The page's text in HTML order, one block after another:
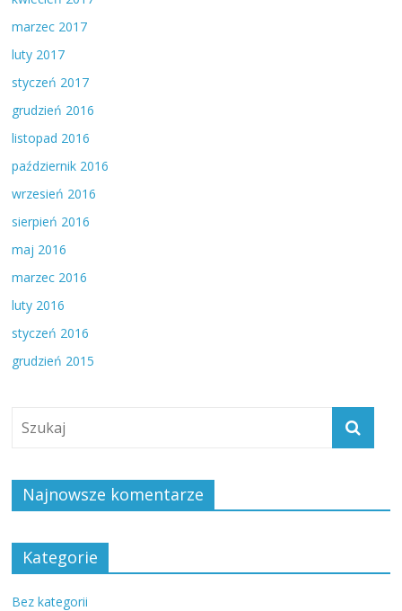
marzec 2017
luty 2017
styczeń 2017
grudzień 2016
listopad 2016
październik 2016
wrzesień 2016
sierpień 2016
maj 2016
marzec 2016
luty 2016
styczeń 2016
grudzień 2015
Najnowsze komentarze
Kategorie
Bez kategorii